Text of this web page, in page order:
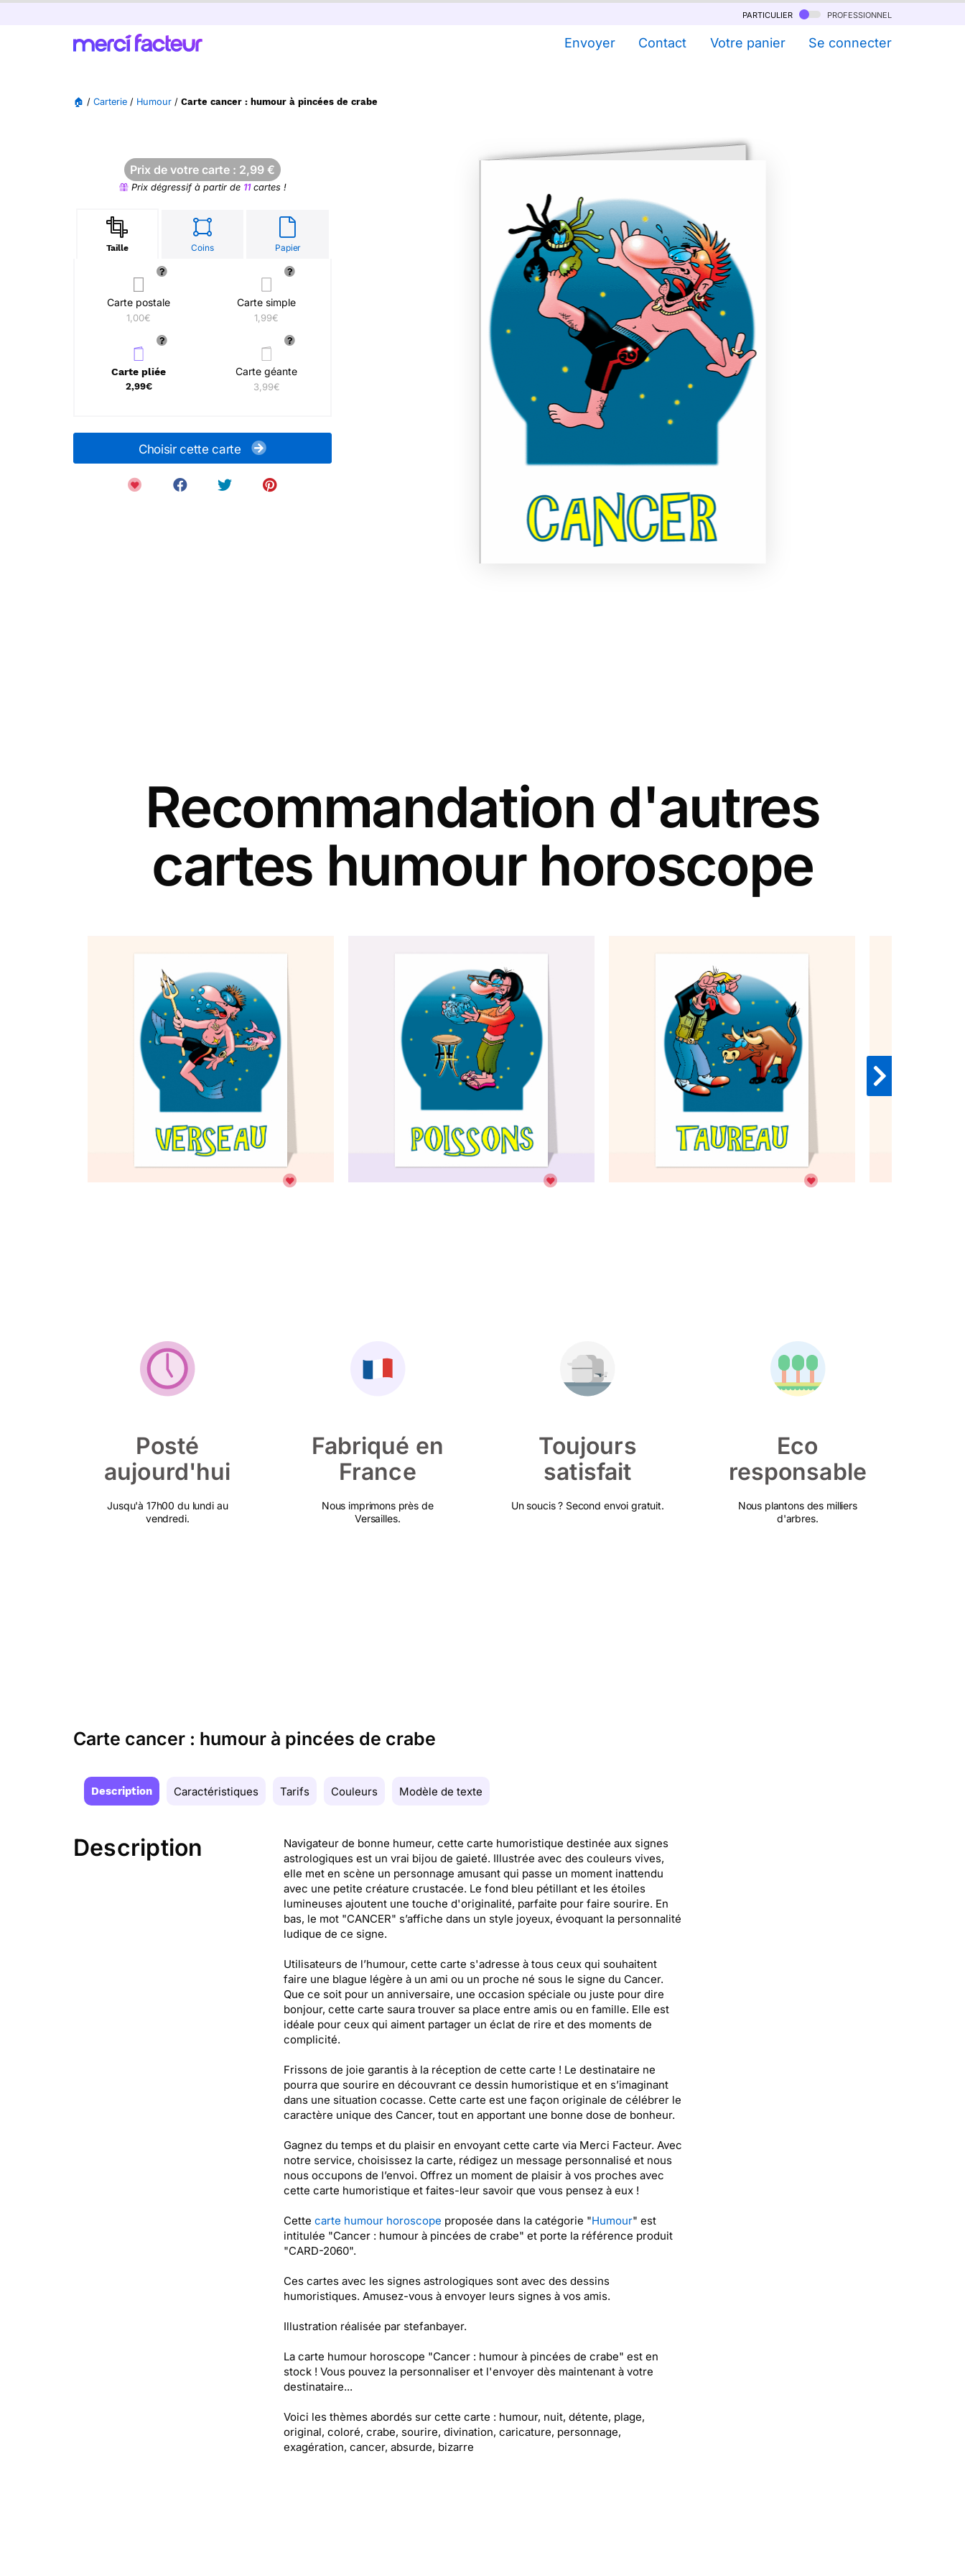
particulier professionnel
Envoyer Contact Votre panier Se connecter
🏠 / Carterie / Humour / Carte cancer : humour à pincées de crabe
Prix de votre carte : 2,99 €
Prix dégressif à partir de 11cartes !
Taille Coins Papier
Carte postale
1,00€
Carte simple
1,99€
Carte pliée
2,99€
Carte géante
3,99€
Choisir cette carte
Recommandation d'autres
cartes humour horoscope
Posté
aujourd'hui
Jusqu'à 17h00 du lundi au
vendredi.
Fabriqué en
France
Nous imprimons près de
Versailles.
Toujours
satisfait
Un soucis ? Second envoi gratuit.
Eco
responsable
Nous plantons des milliers
d'arbres.
Carte cancer : humour à pincées de crabe
Description Caractéristiques Tarifs Couleurs Modèle de texte
Description
Navigateur de bonne humeur, cette carte humoristique destinée aux signes
astrologiques est un vrai bijou de gaieté. Illustrée avec des couleurs vives,
elle met en scène un personnage amusant qui passe un moment inattendu
avec une petite créature crustacée. Le fond bleu pétillant et les étoiles
lumineuses ajoutent une touche d'originalité, parfaite pour faire sourire. En
bas, le mot "CANCER" s’affiche dans un style joyeux, évoquant la personnalité
ludique de ce signe.
Utilisateurs de l’humour, cette carte s'adresse à tous ceux qui souhaitent
faire une blague légère à un ami ou un proche né sous le signe du Cancer.
Que ce soit pour un anniversaire, une occasion spéciale ou juste pour dire
bonjour, cette carte saura trouver sa place entre amis ou en famille. Elle est
idéale pour ceux qui aiment partager un éclat de rire et des moments de
complicité.
Frissons de joie garantis à la réception de cette carte ! Le destinataire ne
pourra que sourire en découvrant ce dessin humoristique et en s’imaginant
dans une situation cocasse. Cette carte est une façon originale de célébrer le
caractère unique des Cancer, tout en apportant une bonne dose de bonheur.
Gagnez du temps et du plaisir en envoyant cette carte via Merci Facteur. Avec
notre service, choisissez la carte, rédigez un message personnalisé et nous
nous occupons de l’envoi. Offrez un moment de plaisir à vos proches avec
cette carte humoristique et faites-leur savoir que vous pensez à eux !
Cette carte humour horoscope proposée dans la catégorie "Humour" est
intitulée "Cancer : humour à pincées de crabe" et porte la référence produit
"CARD-2060".
Ces cartes avec les signes astrologiques sont avec des dessins
humoristiques. Amusez-vous à envoyer leurs signes à vos amis.
Illustration réalisée par stefanbayer.
La carte humour horoscope "Cancer : humour à pincées de crabe" est en
stock ! Vous pouvez la personnaliser et l'envoyer dès maintenant à votre
destinataire...
Voici les thèmes abordés sur cette carte : humour, nuit, détente, plage,
original, coloré, crabe, sourire, divination, caricature, personnage,
exagération, cancer, absurde, bizarre